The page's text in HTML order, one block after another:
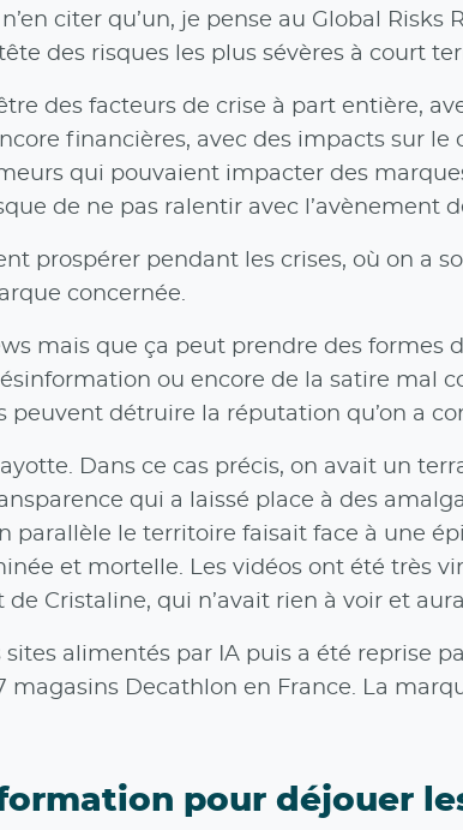
citer qu’un, je pense au Global
des risques les plus sévères à court
des facteurs de crise à part entière,
financières, avec des impacts sur le
qui pouvaient impacter des
de ne pas ralentir avec l’avènement
prospérer pendant les crises, où on a
concernée.
mais que ça peut prendre des
ou encore de la satire mal
détruire la réputation qu’on a
Dans ce cas précis, on avait un
qui a laissé place à des
parallèle le territoire faisait face à une
et mortelle. Les vidéos ont été très
Cristaline, qui n’avait rien à voir et
alimentés par IA puis a été reprise
Decathlon en France. La
pour déjouer